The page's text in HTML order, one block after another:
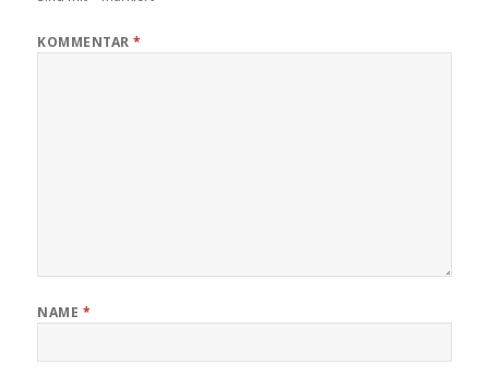
KOMMENTAR*
NAME *